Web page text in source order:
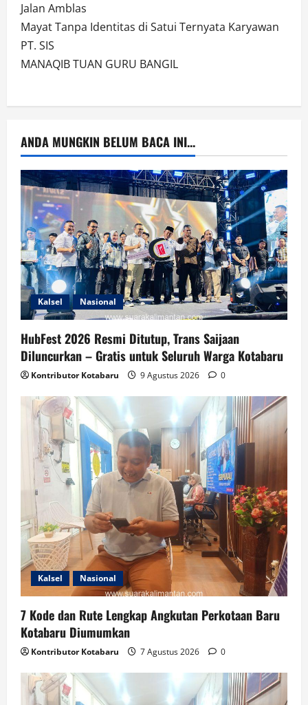
Jalan Amblas
Mayat Tanpa Identitas di Satui Ternyata Karyawan
PT. SIS
MANAQIB TUAN GURU BANGIL
ANDA MUNGKIN BELUM BACA INI...
Kalsel Nasional
HubFest 2026 Resmi Ditutup, Trans Saijaan
Diluncurkan – Gratis untuk Seluruh Warga Kotabaru
Kontributor Kotabaru 9 Agustus 2026 0
Kalsel Nasional
7 Kode dan Rute Lengkap Angkutan Perkotaan Baru
Kotabaru Diumumkan
Kontributor Kotabaru 7 Agustus 2026 0